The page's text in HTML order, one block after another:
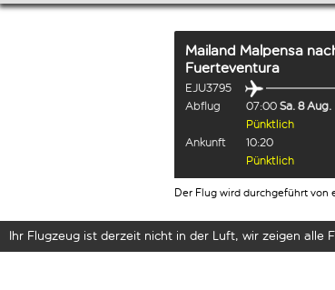
Mailand Malpensa
Fuerteventura
EJU3795
Abflug
07:00 Sa. 8 Aug.
Pünktlich
Ankunft
10:20
Pünktlich
Der Flug wird durchgeführt von
Ihr Flugzeug ist derzeit nicht in der Luft, wir zeigen alle